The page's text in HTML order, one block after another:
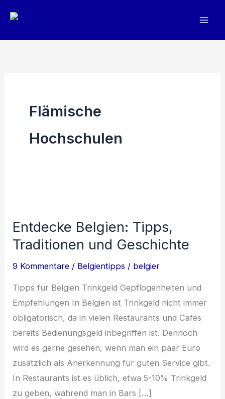
Inhalt
Flämische
Hochschulen
Entdecke Belgien: Tipps,
Traditionen und Geschichte
9 Kommentare / Belgientipps / belgier
Tipps für Belgien Trinkgeld Gepflogenheiten und
Empfehlungen In Belgien ist Trinkgeld nicht immer
obligatorisch, da in vielen Restaurants und Cafés
bereits Bedienungsgeld inbegriffen ist. Dennoch
wird es gerne gesehen, wenn man ein paar Euro
zusätzlich als Anerkennung für guten Service gibt.
In Restaurants ist es üblich, etwa 5-10% Trinkgeld
zu geben, während man in Bars […]